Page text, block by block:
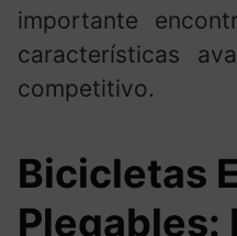
importante
características
competitivo.
Bicicletas
Plegables: